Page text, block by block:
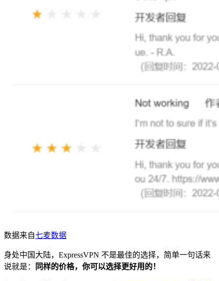
数据来自七麦数据
身处中国大陆，ExpressVPN 不是最佳的选择，简单一句话来
说就是：
同样的价格，你可以选择更好用的！